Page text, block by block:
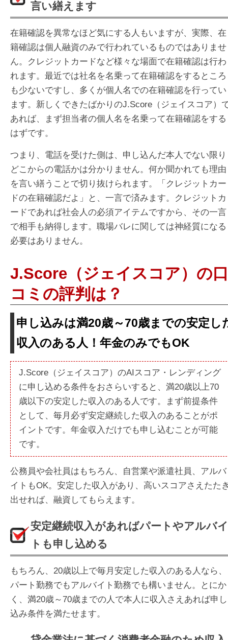
言い繕えます
在籍確認を異常なほど気にする人もいますが、実際、在
籍確認は個人融資のみで行われているものではありませ
ん。クレジットカードなど様々な場面で在籍確認は行わ
れます。最近では社名を名乗って在籍確認をするところ
も少ないですし、多くが個人名での在籍確認を行ってい
ます。新しくできたばかりのJ.Score（ジェイスコア）
あれば、まず担当者の個人名を名乗って在籍確認をする
はずです。
つまり、電話を受けた側は、申し込んだ本人でない限り
どこからの電話かは分かりません。何か聞かれても理由
を言い繕うことで切り抜けられます。「クレジットカー
ドの在籍確認だよ」と、一言で済みます。クレジットカ
ードであれば社会人の必須アイテムですから、その一言
で相手も納得します。職場バレに関しては神経質になる
必要はありません。
J.Score（ジェイスコア）の口
コミの評判は？
申し込みは満20歳～70歳までの安定し
収入のある人！年金のみでもOK
J.Score（ジェイスコア）のAIスコア・レンディング
に申し込める条件をおさらいすると、満20歳以上70
歳以下の安定した収入のある人です。まず前提条件
として、毎月必ず安定継続した収入のあることがポ
イントです。年金収入だけでも申し込むことが可能
です。
公務員や会社員はもちろん、自営業や派遣社員、アルバ
イトもOK。安定した収入があり、高いスコアさえたた
出せれば、融資してもらえます。
安定継続収入があればパートやアルバイ
トも申し込める
もちろん、20歳以上で毎月安定した収入のある人なら、
パート勤務でもアルバイト勤務でも構いません。とにか
く、満20歳～70歳までの人で本人に収入さえあれば申し
込み条件を満たせます。